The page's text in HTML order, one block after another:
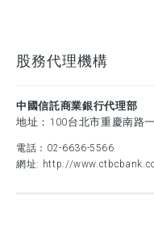
股務代理機構
中國信託商業銀行代理部
地址：100台北市重慶南路
電話： 02-6636-5566
網址: http://